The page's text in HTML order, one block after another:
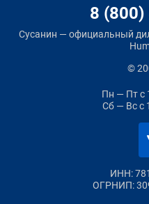
8 (800)
Сусанин — официальный
©
Пн — Птс
Сб — Всс
ИНН:
ОГРНИП: